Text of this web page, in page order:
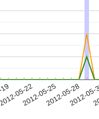
05-22
2012-05-252012-05-28
2012-